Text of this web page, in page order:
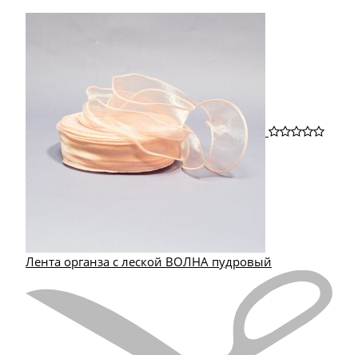
Лента органза с леской ВОЛНА пудровый